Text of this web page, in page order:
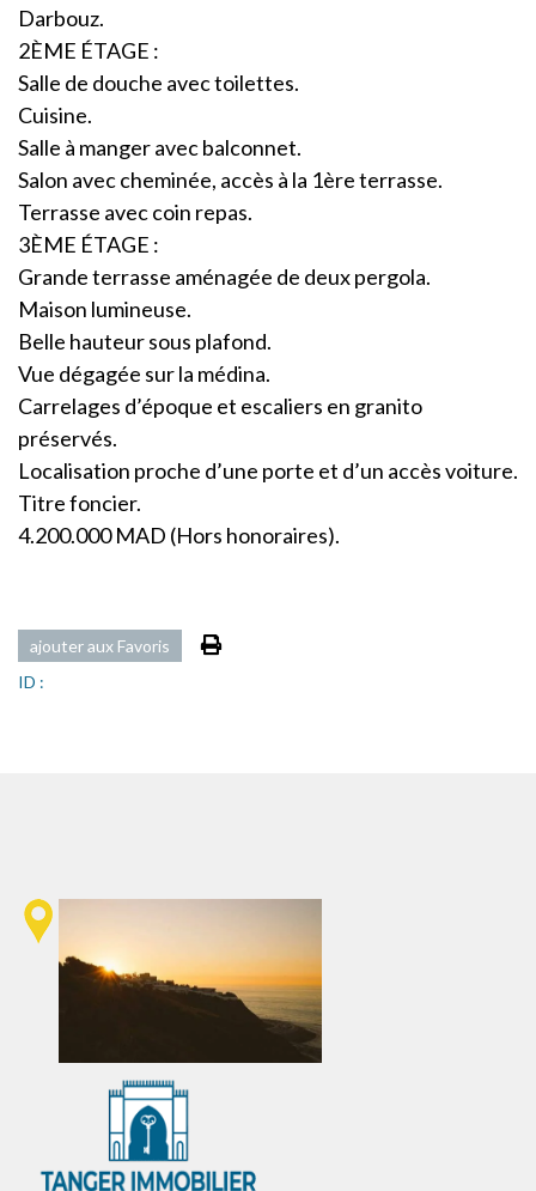
Darbouz.
2ÈME ÉTAGE :
Salle de douche avec toilettes.
Cuisine.
Salle à manger avec balconnet.
Salon avec cheminée, accès à la 1ère terrasse.
Terrasse avec coin repas.
3ÈME ÉTAGE :
Grande terrasse aménagée de deux pergola.
Maison lumineuse.
Belle hauteur sous plafond.
Vue dégagée sur la médina.
Carrelages d’époque et escaliers en granito
préservés.
Localisation proche d’une porte et d’un accès voiture.
Titre foncier.
4.200.000 MAD (Hors honoraires).
ajouter aux Favoris
ID :